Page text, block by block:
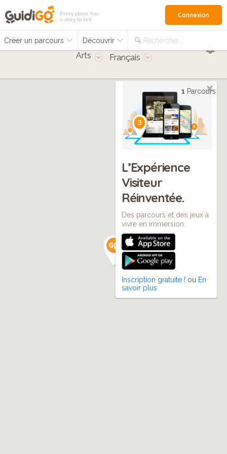
Every place has
a story to tell
Créer un parcours Découvrir Rechercher…
Connexion
Arts Français
1 Parcours
L’Expérience
Visiteur
Réinventée.
Des parcours et des jeux à
vivre en immersion.
Inscription gratuite ! ou En
savoir plus